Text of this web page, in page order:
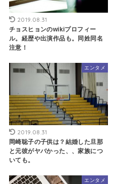
2019.08.31
チョスヒョンのwikiプロフィー
ル。経歴や出演作品も。同姓同名
注意！
エンタメ
2019.08.31
岡崎聡子の子供は？結婚した旦那
と元彼がヤバかった、、家族につ
いても。
エンタメ